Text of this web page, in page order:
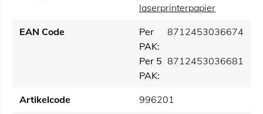
laserprinterpapier
EAN Code
Per
PAK:
8712453036674
Per 5
PAK:
8712453036681
Artikelcode 996201